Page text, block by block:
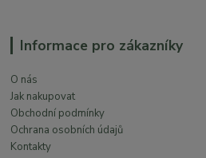
Informace pro zákazníky
O nás
Jak nakupovat
Obchodní podmínky
Ochrana osobních údajů
Kontakty